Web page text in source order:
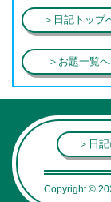
＞日記トップ
＞お題一覧へ
＞日
Copyright ©